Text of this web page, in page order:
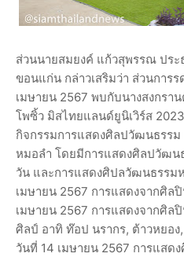
ส่วนนายสมยงค์ แก้วสุพรรณ ปร
ขอนแก่น กล่าวเสริมว่า ส่วนการ
เมษายน 2567 พบกับนางสงกรา
โพซิ้ว มิสไทยแลนด์ยูนิเวิร์ส
กิจกรรมการแสดงศิลปวัฒนธรร
หมอลำ โดยมีการแสดงศิลปวัฒน
วัน และการแสดงศิปลวัฒนธรรม
เมษายน 2567 การแสดงจากศิล
เมษายน 2567 การแสดงจากศิล
ศิลป์ อาทิ ท๊อป นรากร, ต้าวหยอ
วันที่ 14 เมษายน 2567 การแส